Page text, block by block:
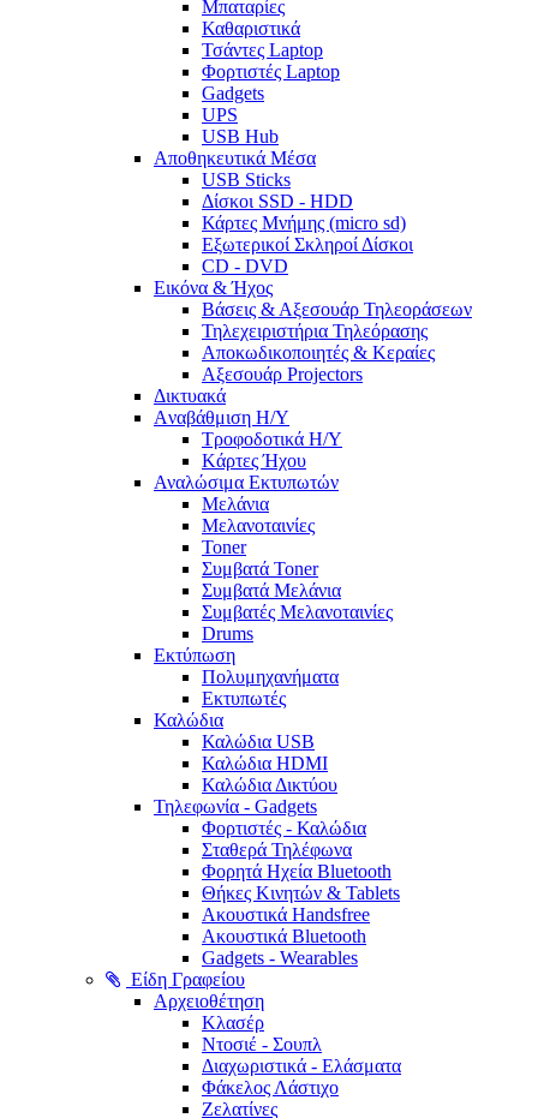
Μπαταρίες
Καθαριστικά
Τσάντες Laptop
Φορτιστές Laptop
Gadgets
UPS
USB Hub
Αποθηκευτικά Μέσα
USB Sticks
Δίσκοι SSD - HDD
Κάρτες Μνήμης (micro sd)
Εξωτερικοί Σκληροί Δίσκοι
CD - DVD
Εικόνα & Ήχος
Βάσεις & Αξεσουάρ Τηλεοράσεων
Τηλεχειριστήρια Τηλεόρασης
Αποκωδικοποιητές & Κεραίες
Αξεσουάρ Projectors
Δικτυακά
Aναβάθμιση Η/Υ
Τροφοδοτικά Η/Υ
Kάρτες Ήχου
Αναλώσιμα Εκτυπωτών
Μελάνια
Μελανοταινίες
Toner
Συμβατά Toner
Συμβατά Μελάνια
Συμβατές Μελανοταινίες
Drums
Εκτύπωση
Πολυμηχανήματα
Εκτυπωτές
Καλώδια
Καλώδια USB
Καλώδια HDMI
Καλώδια Δικτύου
Τηλεφωνία - Gadgets
Φορτιστές - Καλώδια
Σταθερά Τηλέφωνα
Φορητά Ηχεία Bluetooth
Θήκες Κινητών & Tablets
Ακουστικά Handsfree
Ακουστικά Bluetooth
Gadgets - Wearables
Είδη Γραφείου
Αρχειοθέτηση
Κλασέρ
Ντοσιέ - Σουπλ
Διαχωριστικά - Ελάσματα
Φάκελος Λάστιχο
Ζελατίνες